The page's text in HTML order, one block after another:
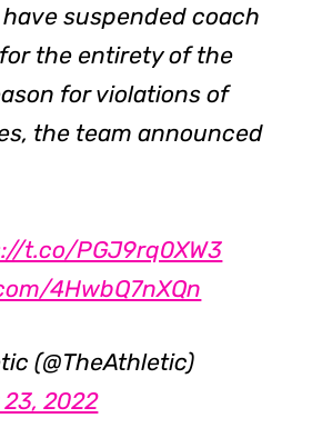
have suspended coach
the entirety of the
for violations of
the team announced
t.co/PGJ9rq0XW3
4HwbQ7nXQn
(@TheAthletic)
2022